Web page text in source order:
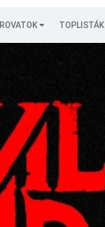
ROVATOK TOPLISTÁK